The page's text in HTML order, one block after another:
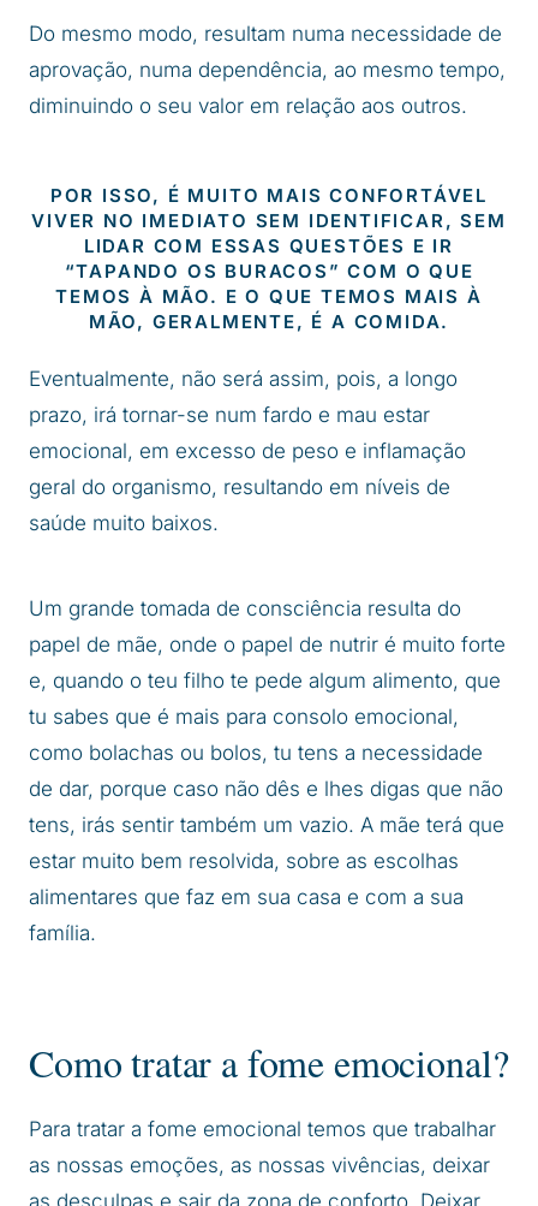
Do mesmo modo, resultam numa necessidade de
aprovação, numa dependência, ao mesmo tempo,
diminuindo o seu valor em relação aos outros.
POR ISSO, É MUITO MAIS CONFORTÁVEL
VIVER NO IMEDIATO SEM IDENTIFICAR, SEM
LIDAR COM ESSAS QUESTÕES E IR
“TAPANDO OS BURACOS” COM O QUE
TEMOS À MÃO. E O QUE TEMOS MAIS À
MÃO, GERALMENTE, É A COMIDA.
Eventualmente, não será assim, pois, a longo
prazo, irá tornar-se num fardo e mau estar
emocional, em excesso de peso e inflamação
geral do organismo, resultando em níveis de
saúde muito baixos.
Um grande tomada de consciência resulta do
papel de mãe, onde o papel de nutrir é muito forte
e, quando o teu filho te pede algum alimento, que
tu sabes que é mais para consolo emocional,
como bolachas ou bolos, tu tens a necessidade
de dar, porque caso não dês e lhes digas que não
tens, irás sentir também um vazio. A mãe terá que
estar muito bem resolvida, sobre as escolhas
alimentares que faz em sua casa e com a sua
família.
Como tratar a fome emocional?
Para tratar a fome emocional temos que trabalhar
as nossas emoções, as nossas vivências, deixar